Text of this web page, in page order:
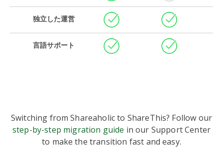
独立した運営
言語サポート
Switching from Shareaholic to ShareThis? Follow our
step-by-step migration guide in our Support Center
to make the transition fast and easy.